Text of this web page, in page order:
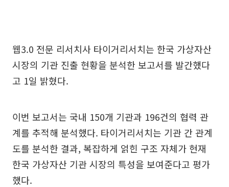
웹3.0 전문 리서치사 타이거리서치는 한국 가상자산
시장의 기관 진출 현황을 분석한 보고서를 발간했다
고 1일 밝혔다.
이번 보고서는 국내 150개 기관과 196건의 협력 관
계를 추적해 분석했다. 타이거리서치는 기관 간 관계
도를 분석한 결과, 복잡하게 얽힌 구조 자체가 현재
한국 가상자산 기관 시장의 특성을 보여준다고 평가
했다.